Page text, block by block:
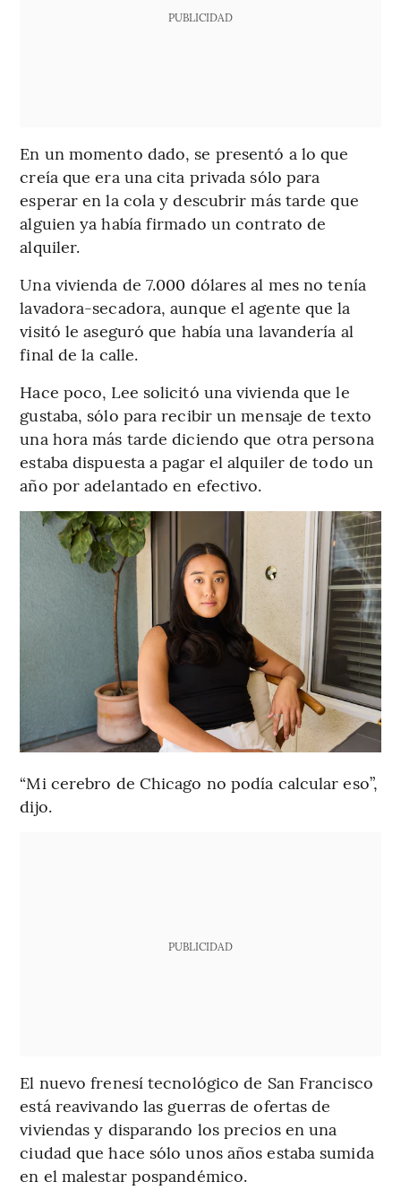
PUBLICIDAD
En un momento dado, se presentó a lo que
creía que era una cita privada sólo para
esperar en la cola y descubrir más tarde que
alguien ya había firmado un contrato de
alquiler.
Una vivienda de 7.000 dólares al mes no tenía
lavadora-secadora, aunque el agente que la
visitó le aseguró que había una lavandería al
final de la calle.
Hace poco, Lee solicitó una vivienda que le
gustaba, sólo para recibir un mensaje de texto
una hora más tarde diciendo que otra persona
estaba dispuesta a pagar el alquiler de todo un
año por adelantado en efectivo.
“Mi cerebro de Chicago no podía calcular eso”,
dijo.
PUBLICIDAD
El nuevo frenesí tecnológico de San Francisco
está reavivando las guerras de ofertas de
viviendas y disparando los precios en una
ciudad que hace sólo unos años estaba sumida
en el malestar pospandémico.